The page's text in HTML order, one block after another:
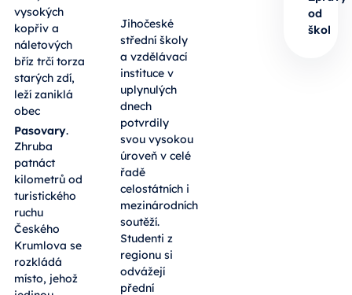
vysokých
kopřiv a
náletových
bříz trčí torza
starých zdí,
leží zaniklá
obec
Pasovary.
Zhruba
patnáct
kilometrů od
turistického
ruchu
Českého
Krumlova se
rozkládá
místo, jehož
Jihočeské
střední školy
a vzdělávací
instituce v
uplynulých
dnech
potvrdily
svou vysokou
úroveň v celé
řadě
celostátních i
mezinárodních
soutěží.
Studenti z
regionu si
odvážejí
přední
od
škol